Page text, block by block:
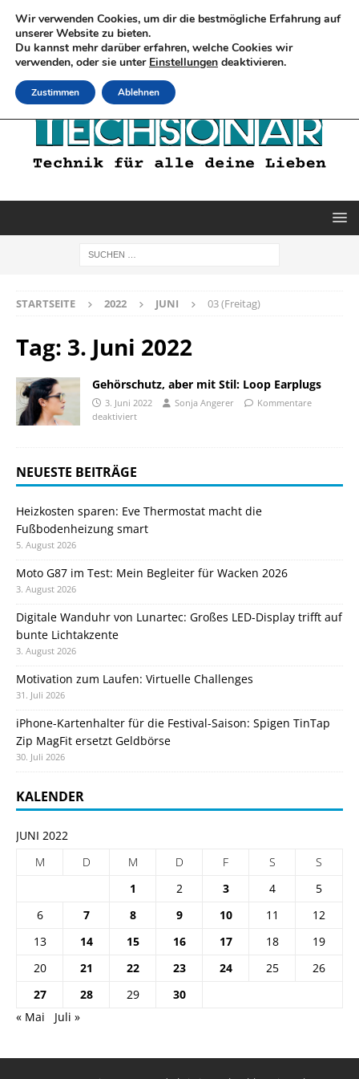
STARTSEITE 2022 JUNI 03 (Freitag)
Tag: 3. Juni 2022
Gehörschutz, aber mit Stil: Loop Earplugs
3. Juni 2022 Sonja Angerer
Kommentare
deaktiviert
NEUESTE BEITRÄGE
Heizkosten sparen: Eve Thermostat macht die
Fußbodenheizung smart
5. August 2026
Moto G87 im Test: Mein Begleiter für Wacken 2026
3. August 2026
Digitale Wanduhr von Lunartec: Großes LED-Display trifft auf
bunte Lichtakzente
3. August 2026
Motivation zum Laufen: Virtuelle Challenges
31. Juli 2026
iPhone-Kartenhalter für die Festival-Saison: Spigen TinTap
Zip MagFit ersetzt Geldbörse
30. Juli 2026
KALENDER
JUNI 2022
M
D M D F S
S
1
2 3 4
5
6
7 8 9 10 11
12
13
14 15 16 17 18
19
20
21 22 23 24 25
26
27
28 29
30
« Mai
Juli »
Wir verwenden Cookies, um dir die bestmögliche Erfahrung auf
unserer Website zu bieten.
Du kannst mehr darüber erfahren, welche Cookies wir
verwenden, oder sie unter Einstellungen deaktivieren.
Zustimmen Ablehnen